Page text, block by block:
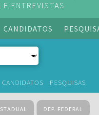
ENTREVISTAS
CANDIDATOS
CANDIDATOS PESQUISAS
DEP. FEDERAL